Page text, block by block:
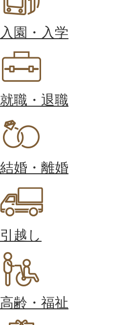
入園・入学
就職・退職
結婚・離婚
引越し
高齢・福祉